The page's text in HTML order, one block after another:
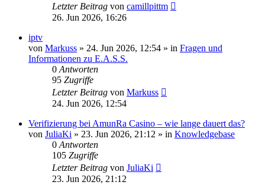
Letzter Beitrag von camillpittm
26. Jun 2026, 16:26
iptv
von Markuss » 24. Jun 2026, 12:54 » in Fragen und
Informationen zu E.A.S.S.
0Antworten
95 Zugriffe
Letzter Beitrag von Markuss
24. Jun 2026, 12:54
Verifizierung bei AmunRa Casino – wie lange dauert das?
von JuliaKi » 23. Jun 2026, 21:12 » in Knowledgebase
0Antworten
105 Zugriffe
Letzter Beitrag von JuliaKi
23. Jun 2026, 21:12